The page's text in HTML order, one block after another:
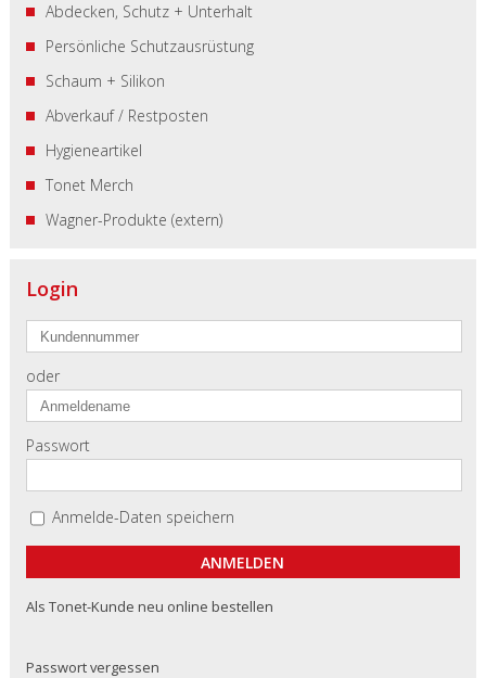
Abdecken, Schutz + Unterhalt
Persönliche Schutzausrüstung
Schaum + Silikon
Abverkauf / Restposten
Hygieneartikel
Tonet Merch
Wagner-Produkte (extern)
Login
oder
Passwort
Anmelde-Daten speichern
Als Tonet-Kunde neu online bestellen
Passwort vergessen